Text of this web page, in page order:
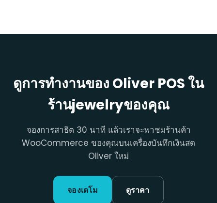
ดูการทำงานของ Oliver POS ใน
ร้านjewelryของคุณ
จองการสาธิต 30 นาที แล้วเราจะพาชมร้านค้า
WooCommerce ของคุณบนเครื่องบันทึกเงินสด
Oliver ใหม่
จองเดโม ดูราคา